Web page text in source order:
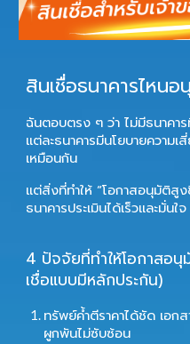
สินเชื่อธนาคารไหน
ฉันตอบตรง ๆ ว่าไม่มีธนาคา
แต่ละธนาคารมีนโยบายความ
เหมือนกัน
แต่สิ่งที่ทำให้ “โอกาสอนุมัติสู
ธนาคารประเมินได้เร็วและมั่น
4 ปัจจัยที่ทำให้โอกาสอ
เชื่อแบบมีหลักประกัน)
ทรัพย์ค้ำตีราคาได้ชัด เอก
ผูกพันไม่ซับซ้อน